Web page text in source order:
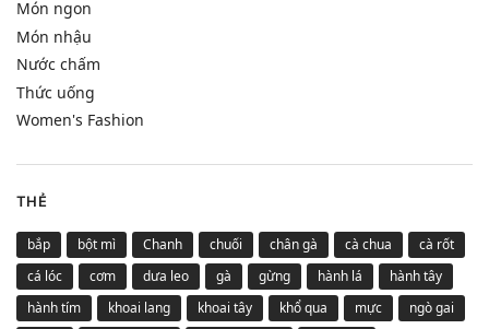
Món ngon
Món nhậu
Nước chấm
Thức uống
Women's Fashion
THẺ
bắp bột mì Chanh chuối chân gà cà chua
cà rốt
cá lóc
cơm dưa leo gà gừng hành lá
hành tây
hành tím
khoai lang khoai tây khổ qua mực
ngò gai